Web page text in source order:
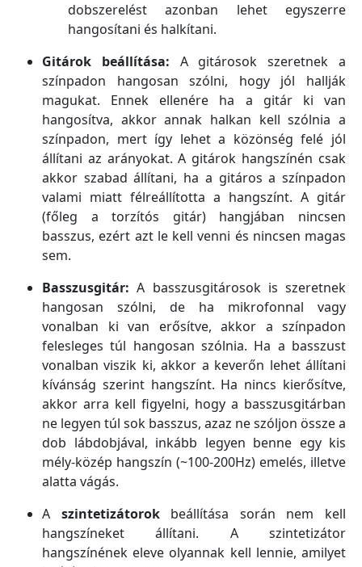
dobszerelést azonban lehet egyszerre
hangosítani és halkítani.
Gitárok beállítása: A gitárosok szeretnek a
színpadon hangosan szólni, hogy jól hallják
magukat. Ennek ellenére ha a gitár ki van
hangosítva, akkor annak halkan kell szólnia a
színpadon, mert így lehet a közönség felé jól
állítani az arányokat. A gitárok hangszínén csak
akkor szabad állítani, ha a gitáros a színpadon
valami miatt félreállította a hangszínt. A gitár
(főleg a torzítós gitár) hangjában nincsen
basszus, ezért azt le kell venni és nincsen magas
sem.
Basszusgitár: A basszusgitárosok is szeretnek
hangosan szólni, de ha mikrofonnal vagy
vonalban ki van erősítve, akkor a színpadon
felesleges túl hangosan szólnia. Ha a basszust
vonalban viszik ki, akkor a keverőn lehet állítani
kívánság szerint hangszínt. Ha nincs kierősítve,
akkor arra kell figyelni, hogy a basszusgitárban
ne legyen túl sok basszus, azaz ne szóljon össze a
dob lábdobjával, inkább legyen benne egy kis
mély-közép hangszín (~100-200Hz) emelés, illetve
alatta vágás.
A szintetizátorokbeállítása során nem kell
hangszíneket állítani. A szintetizátor
hangszínének eleve olyannak kell lennie, amilyet